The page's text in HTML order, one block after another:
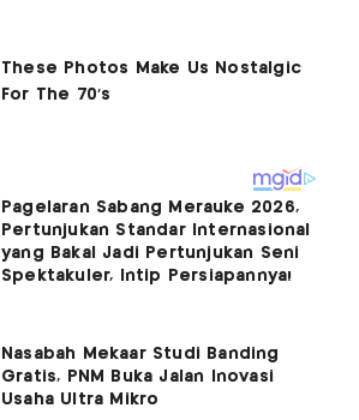
Pagelaran Sabang Merauke 2026,
Pertunjukan Standar Internasional
yang Bakal Jadi Pertunjukan Seni
Spektakuler, Intip Persiapannya!
Nasabah Mekaar Studi Banding
Gratis, PNM Buka Jalan Inovasi
Usaha Ultra Mikro